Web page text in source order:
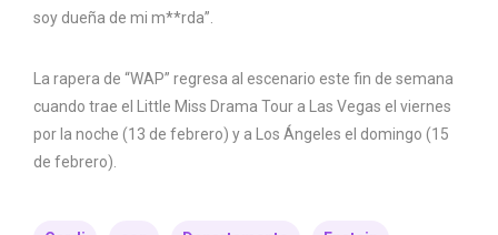
soy dueña de mi m**rda”.
La rapera de “WAP” regresa al escenario este fin de semana
cuando trae el Little Miss Drama Tour a Las Vegas el viernes
por la noche (13 de febrero) y a Los Ángeles el domingo (15
de febrero).